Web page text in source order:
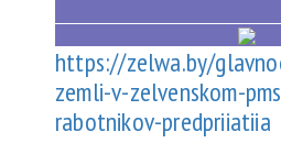
https://zelwa.by/
zemli-v-zelvenskom-
rabotnikov-predpriiatiia